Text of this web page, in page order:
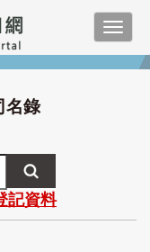
名錄
記資料